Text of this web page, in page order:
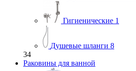
Гигиенические 1
Душевые шланги 8
34
Раковины для ванной